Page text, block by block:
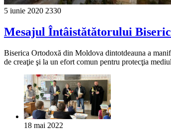
5 iunie 2020 2330
Mesajul Întâistătătorului
Biserica Ortodoxă din Moldova dintotdeauna a
de creaţie şi la un efort comun pentru protecţia
18 mai 2022